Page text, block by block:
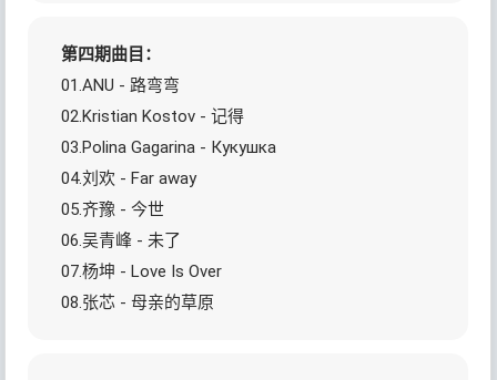
第四期曲目：
01.ANU - 路弯弯
02.Kristian Kostov - 记得
03.Polina Gagarina - Кукушка
04.刘欢 - Far away
05.齐豫 - 今世
06.吴青峰 - 未了
07.杨坤 - Love Is Over
08.张芯 - 母亲的草原